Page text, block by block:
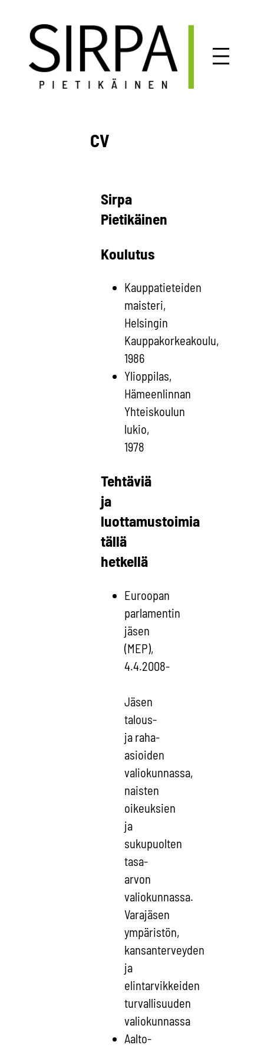
sisältöön
CV
Sirpa
Pietikäinen
Koulutus
Kauppatieteiden
maisteri,
Helsingin
Kauppakorkeakoulu,
1986
Ylioppilas,
Hämeenlinnan
Yhteiskoulun
lukio,
1978
Tehtäviä
ja
luottamustoimia
tällä
hetkellä
Euroopan
parlamentin
jäsen
(MEP),
4.4.2008-
Jäsen
talous-
ja raha-
asioiden
valiokunnassa,
naisten
oikeuksien
ja
sukupuolten
tasa-
arvon
valiokunnassa.
Varajäsen
ympäristön,
kansanterveyden
ja
elintarvikkeiden
turvallisuuden
valiokunnassa
Aalto-